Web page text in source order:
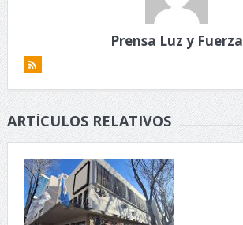
Prensa Luz y Fuerza
ARTÍCULOS RELATIVOS